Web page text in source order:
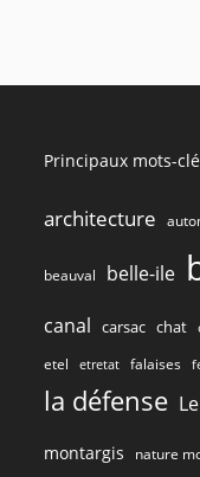
Principaux mots-
architecture
beauval belle-ile
canal carsac chat
etel etretat falaises
la défense
montargis nature